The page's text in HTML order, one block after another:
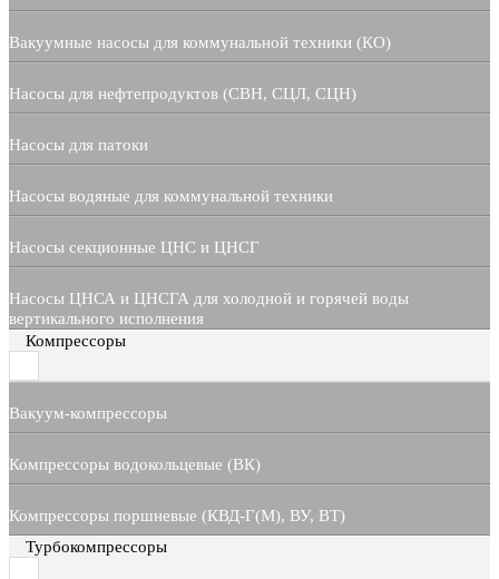
Вакуумные насосы для коммунальной техники (КО)
Насосы для нефтепродуктов (СВН, СЦЛ, СЦН)
Насосы для патоки
Насосы водяные для коммунальной техники
Насосы секционные ЦНС и ЦНСГ
Насосы ЦНСА и ЦНСГА для холодной и горячей воды
вертикального исполнения
Компрессоры
Вакуум-компрессоры
Компрессоры водокольцевые (ВК)
Компрессоры поршневые (КВД-Г(М), ВУ, ВТ)
Турбокомпрессоры